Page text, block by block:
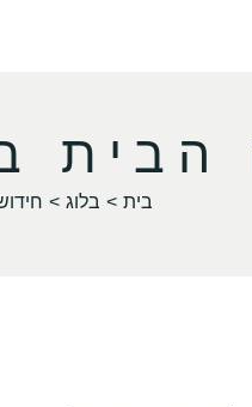
הבית
בית בלוג